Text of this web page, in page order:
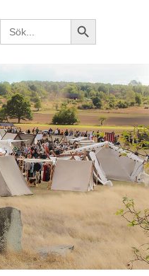
Sök efter: Sökknapp